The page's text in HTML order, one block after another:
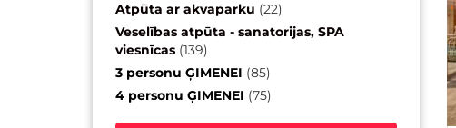
Atpūta ar akvaparku (22)
Veselības atpūta - sanatorijas, SPA
viesnīcas (139)
3 personu ĢIMENEI (85)
4 personu ĢIMENEI (75)